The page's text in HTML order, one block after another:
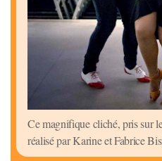
Ce magnifique cliché, pris sur
réalisé par Karine et Fabrice